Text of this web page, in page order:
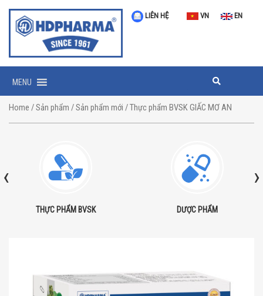
LIÊN HỆ VN EN
MENU
Home /Sản phẩm /Sản phẩm mới / Thực phẩm BVSK GIẤC MƠ AN
THỰC PHẨM BVSK DƯỢC PHẨM
‹ ›